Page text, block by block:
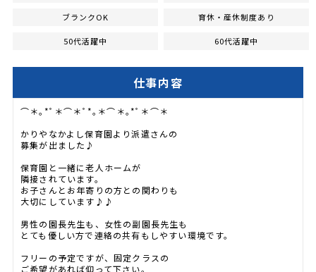
ブランクOK 育休・産休制度あり
50代活躍中 60代活躍中
仕事内容
⌒＊｡*ﾟ＊⌒＊ﾟ*｡＊⌒＊｡*ﾟ＊⌒＊
かりやなかよし保育園より派遣さんの
募集が出ました♪
保育園と一緒に老人ホームが
隣接されています。
お子さんとお年寄りの方との関わりも
大切にしています♪♪
男性の園長先生も、女性の副園長先生も
とても優しい方で連絡の共有もしやすい環境です。
フリーの予定ですが、固定クラスの
ご希望があれば仰って下さい。